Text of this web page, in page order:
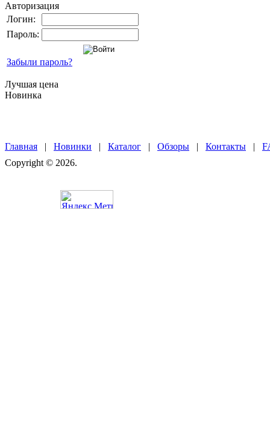
Авторизация
Логин:
Пароль:
Забыли пароль?
Лучшая цена
Новинка
Главная | Новинки | Каталог | Обзоры | Контакты |
Copyright © 2026.